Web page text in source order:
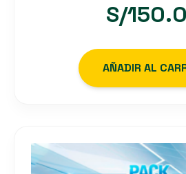
S/
AÑADIR AL